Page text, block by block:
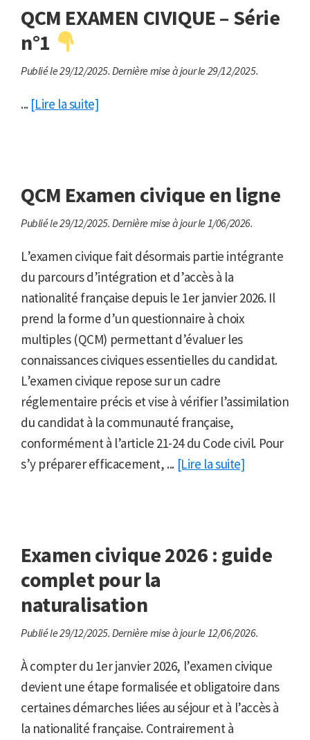
QCM EXAMEN CIVIQUE – Série
n°1
Publié le 29/12/2025. Dernière mise à jour le 29/12/2025.
... [Lire la suite]
QCM Examen civique en ligne
Publié le 29/12/2025. Dernière mise à jour le 1/06/2026.
L’examen civique fait désormais partie intégrante
du parcours d’intégration et d’accès à la
nationalité française depuis le 1er janvier 2026. Il
prend la forme d’un questionnaire à choix
multiples (QCM) permettant d’évaluer les
connaissances civiques essentielles du candidat.
L’examen civique repose sur un cadre
réglementaire précis et vise à vérifier l’assimilation
du candidat à la communauté française,
conformément à l’article 21-24 du Code civil. Pour
s’y préparer efficacement, ... [Lire la suite]
Examen civique 2026 : guide
complet pour la
naturalisation
Publié le 29/12/2025. Dernière mise à jour le 12/06/2026.
À compter du 1er janvier 2026, l’examen civique
devient une étape formalisée et obligatoire dans
certaines démarches liées au séjour et à l’accès à
la nationalité française. Contrairement à